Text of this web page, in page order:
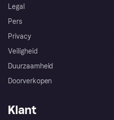
Legal
Pers
Privacy
Veiligheid
Duurzaamheid
Doorverkopen
Klant